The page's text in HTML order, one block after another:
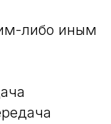
либо иным